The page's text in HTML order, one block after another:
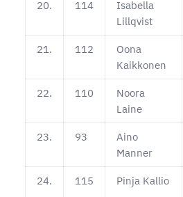
20. 114
Isabella
Lillqvist
21. 112
Oona
Kaikkonen
22. 110
Noora
Laine
23. 93
Aino
Manner
24. 115 Pinja Kallio